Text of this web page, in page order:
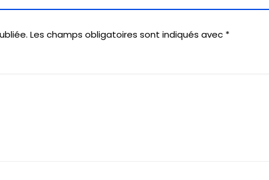
Les champs obligatoires sont indiqués avec *